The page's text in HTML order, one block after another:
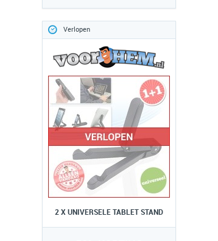
Verlopen
2 X UNIVERSELE TABLET STAND